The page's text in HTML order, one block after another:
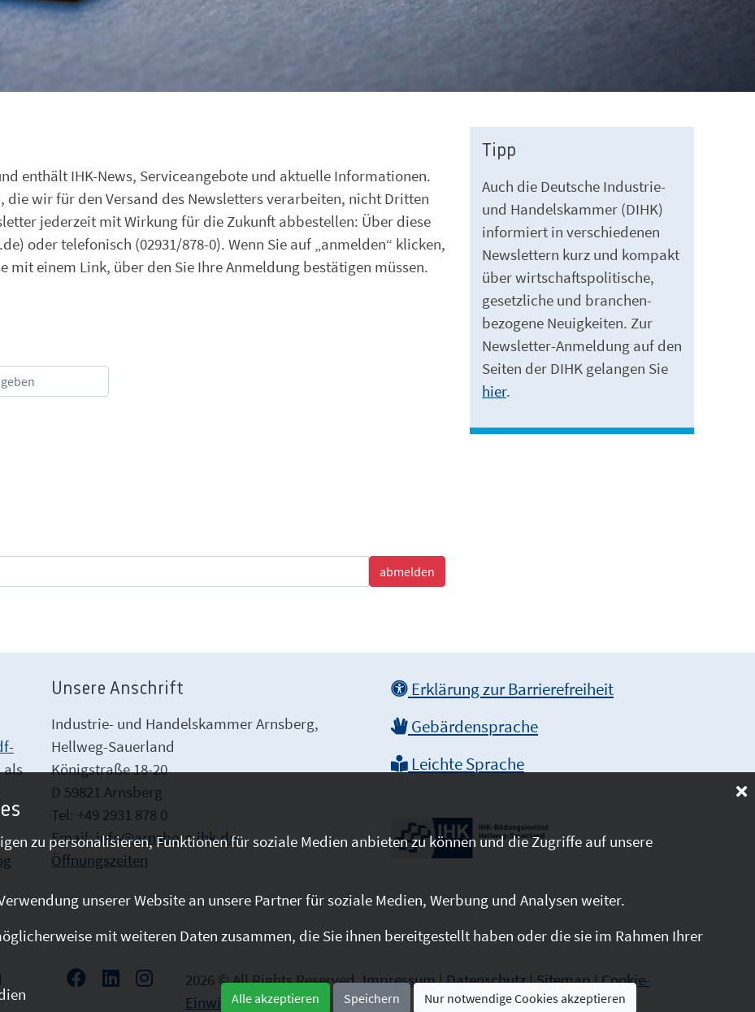
enthält IHK-News, Serviceangebote und aktuelle Informationen.
die wir für den Versand des Newsletters verarbeiten, nicht Dritten
jederzeit mit Wirkung für die Zukunft abbestellen: Über diese
oder telefonisch (02931/878-0). Wenn Sie auf „anmelden“ klicken,
mit einem Link, über den Sie Ihre Anmeldung bestätigen müssen.
Tipp
Auch die Deutsche Industrie-
und Handelskammer (DIHK)
informiert in verschiedenen
Newslettern kurz und kompakt
über wirtschaftspolitische,
gesetzliche und branchen-
bezogene Neuigkeiten. Zur
Newsletter-Anmeldung auf den
Seiten der DIHK gelangen Sie
hier.
Unsere Anschrift
Industrie- und Handelskammer Arnsberg,
Hellweg-Sauerland
Königstraße 18-20
D 59821 Arnsberg
Tel: +49 2931 878 0
Email:info@arnsberg.ihk.de
Öffnungszeiten
Erklärung zur Barrierefreiheit
Gebärdensprache
Leichte Sprache
2026 © All Rights Reserved.Impressum|Datenschutz|Sitemap|Cookie-
Einwilligung
zu personalisieren, Funktionen für soziale Medien anbieten zu können und die Zugriffe auf unsere
unserer Website an unsere Partner für soziale Medien, Werbung und Analysen weiter.
mit weiteren Daten zusammen, die Sie ihnen bereitgestellt haben oder die sie im Rahmen Ihrer
Alle akzeptieren Speichern Nur notwendige Cookies akzeptieren